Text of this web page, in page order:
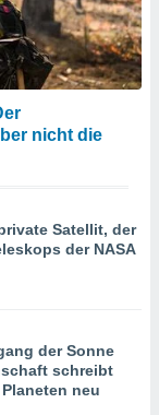
nicht die
Satellit, der
der NASA
der Sonne
schreibt
neu